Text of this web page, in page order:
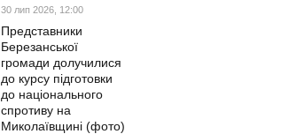
30 лип 2026, 12:00
Представники
Березанської
громади долучилися
до курсу підготовки
до національного
спротиву на
Миколаївщині (фото)